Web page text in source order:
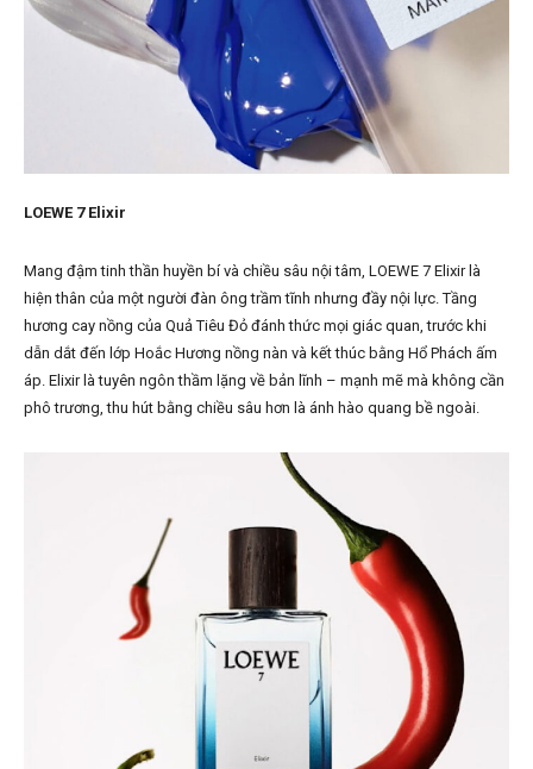
LOEWE 7 Elixir
Mang đậm tinh thần huyền bí và chiều sâu nội tâm, LOEWE 7 Elixir là
hiện thân của một người đàn ông trầm tĩnh nhưng đầy nội lực. Tầng
hương cay nồng của Quả Tiêu Đỏ đánh thức mọi giác quan, trước khi
dẫn dắt đến lớp Hoắc Hương nồng nàn và kết thúc bằng Hổ Phách ấm
áp. Elixir là tuyên ngôn thầm lặng về bản lĩnh – mạnh mẽ mà không cần
phô trương, thu hút bằng chiều sâu hơn là ánh hào quang bề ngoài.